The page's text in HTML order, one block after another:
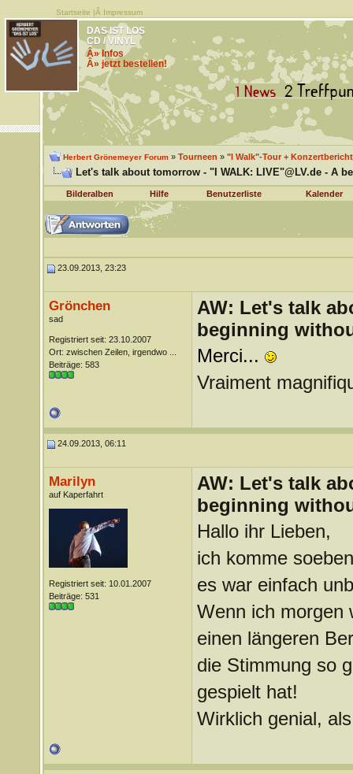
Startseite |Â Impressum
DAS IST LOS
CD / VINYL
Â» Infos
Â» jetzt bestellen!
Herbert Grönemeyer Forum» Tourneen » "I Walk"-Tour +
Let's talk about tomorrow - "I WALK: LIVE"@LV.de - A
Bilderalben Hilfe Benutzerliste Kalender
23.09.2013, 23:23
Grönchen
sad
Registriert seit: 23.10.2007
Ort: zwischen Zeilen, irgendwo ...
Beiträge: 583
AW: Let's talk
beginning
Merci...
Vraiment
24.09.2013, 06:11
Marilyn
auf Kaperfahrt
Registriert seit: 10.01.2007
Beiträge: 531
AW: Let's talk
beginning
Hallo ihr Lieben,
ich komme
es war einfach
Wenn ich morgen
einen längeren
die Stimmung so
gespielt hat!
Wirklich genial,